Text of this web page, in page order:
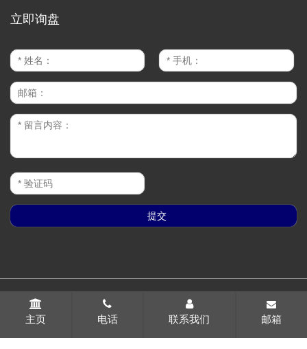
立即询盘
CopyRight © 2022-2026 常州市巨泰电子有限公司 版权所有
ICP备19055486号-1
网站地图
中环互联网
常州网站建设
主页 电话 联系我们 邮箱